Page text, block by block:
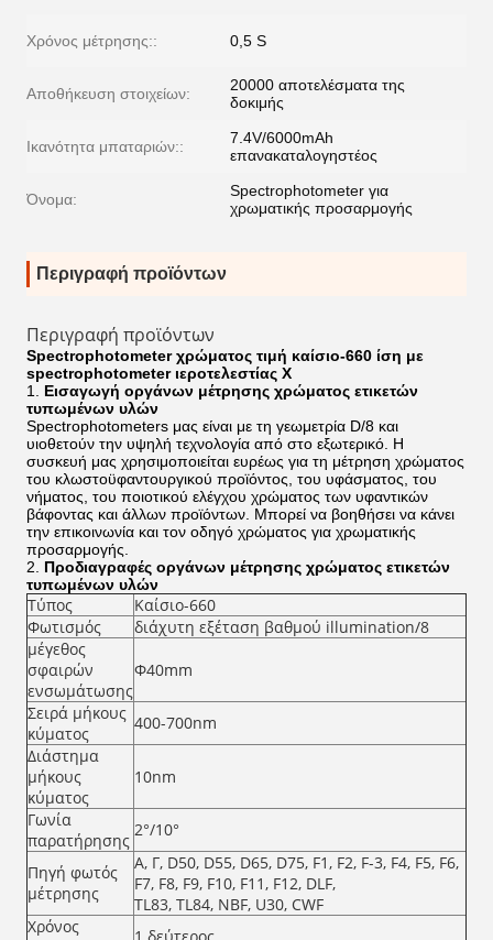
Χρόνος μέτρησης:: 0,5 S
Αποθήκευση στοιχείων:
20000 αποτελέσματα της
δοκιμής
Ικανότητα μπαταριών::
7.4V/6000mAh
επανακαταλογηστέος
Όνομα:
Spectrophotometer για
χρωματικής προσαρμογής
Περιγραφή προϊόντων
Περιγραφή προϊόντων
Spectrophotometer χρώματος τιμή καίσιο-660 ίση με
spectrophotometer ιεροτελεστίας Χ
1. Εισαγωγή οργάνων μέτρησης χρώματος ετικετών
τυπωμένων υλών
Spectrophotometers μας είναι με τη γεωμετρία D/8 και
υιοθετούν την υψηλή τεχνολογία από στο εξωτερικό. Η
συσκευή μας χρησιμοποιείται ευρέως για τη μέτρηση χρώματος
του κλωστοϋφαντουργικού προϊόντος, του υφάσματος, του
νήματος, του ποιοτικού ελέγχου χρώματος των υφαντικών
βάφοντας και άλλων προϊόντων. Μπορεί να βοηθήσει να κάνει
την επικοινωνία και τον οδηγό χρώματος για χρωματικής
προσαρμογής.
2. Προδιαγραφές οργάνων μέτρησης χρώματος ετικετών
τυπωμένων υλών
Τύπος
Καίσιο-660
Φωτισμός
διάχυτη εξέταση βαθμού illumination/8
μέγεθος
σφαιρών
ενσωμάτωσης
Φ40mm
Σειρά μήκους
κύματος
400-700nm
Διάστημα
μήκους
κύματος
10nm
Γωνία
παρατήρησης
2°/10°
Πηγή φωτός
μέτρησης
Α, Γ, D50, D55, D65, D75, F1, F2, F-3, F4, F5, F6,
F7, F8, F9, F10, F11, F12, DLF,
TL83, TL84, NBF, U30, CWF
Χρόνος